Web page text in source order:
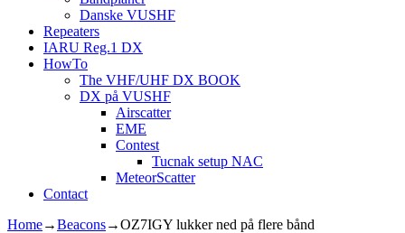
Danske VUSHF
Repeaters
IARU Reg.1 DX
HowTo
The VHF/UHF DX BOOK
DX på VUSHF
Airscatter
EME
Contest
Tucnak setup NAC
MeteorScatter
Contact
Home→Beacons→OZ7IGY lukker ned på flere bånd